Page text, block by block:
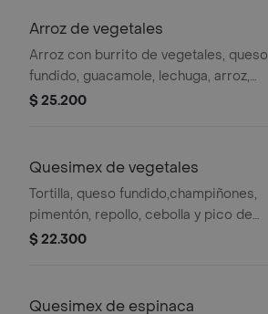
Arroz de vegetales
Arroz con burrito de vegetales, queso
fundido, guacamole, lechuga, arroz,
frijol, cebolla, pimentón y pico de
$ 25.200
Quesimex de vegetales
Tortilla, queso fundido,champiñones,
pimentón, repollo, cebolla y pico de
gallo
$ 22.300
Quesimex de espinaca